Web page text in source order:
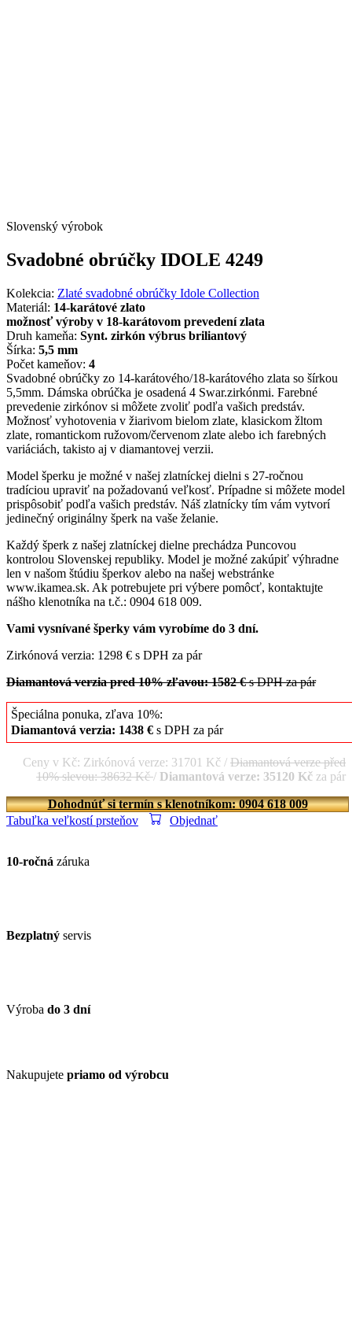
Slovenský výrobok
Svadobné obrúčky IDOLE 4249
Kolekcia: Zlaté svadobné obrúčky Idole Collection
Materiál: 14-karátové zlato
možnosť výroby v 18-karátovom prevedení zlata
Druh kameňa: Synt. zirkón výbrus briliantový
Šírka: 5,5 mm
Počet kameňov: 4
Svadobné obrúčky zo 14-karátového/18-karátového zlata so šírkou
5,5mm. Dámska obrúčka je osadená 4 Swar.zirkónmi. Farebné
prevedenie zirkónov si môžete zvoliť podľa vašich predstáv.
Možnosť vyhotovenia v žiarivom bielom zlate, klasickom žltom
zlate, romantickom ružovom/červenom zlate alebo ich farebných
variáciách, takisto aj v diamantovej verzii.
Model šperku je možné v našej zlatníckej dielni s 27-ročnou
tradíciou upraviť na požadovanú veľkosť. Prípadne si môžete model
prispôsobiť podľa vašich predstáv. Náš zlatnícky tím vám vytvorí
jedinečný originálny šperk na vaše želanie.
Každý šperk z našej zlatníckej dielne prechádza Puncovou
kontrolou Slovenskej republiky. Model je možné zakúpiť výhradne
len v našom štúdiu šperkov alebo na našej webstránke
www.ikamea.sk. Ak potrebujete pri výbere pomôcť, kontaktujte
nášho klenotníka na t.č.: 0904 618 009.
Vami vysnívané šperky vám vyrobíme do 3 dní.
Zirkónová verzia: 1298 € s DPH za pár
Diamantová verzia pred 10% zľavou: 1582 €s DPH za pár
Špeciálna ponuka, zľava 10%:
Diamantová verzia: 1438 € s DPH za pár
Ceny v Kč: Zirkónová verze: 31701 Kč / Diamantová verze před
10% slevou: 38632 Kč/ Diamantová verze: 35120 Kč za pár
Dohodnúť si termín s klenotníkom: 0904 618 009
Tabuľka veľkostí prsteňov
Objednať
10-ročná záruka
Bezplatný servis
Výroba do 3 dní
Nakupujete priamo od výrobcu